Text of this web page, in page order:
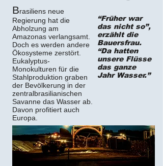
Brasiliens neue
Regierung hat die
Abholzung am
Amazonas verlangsamt.
Doch es werden andere
Ökosysteme zerstört.
Eukalyptus-
Monokulturen für die
Stahlproduktion graben
der Bevölkerung in der
zentralbrasilianischen
Savanne das Wasser ab.
Davon profitiert auch
Europa.
“Früher war
das nicht so”,
erzählt die
Bauersfrau.
“Da hatten
unsere Flüsse
das ganze
Jahr Wasser.”